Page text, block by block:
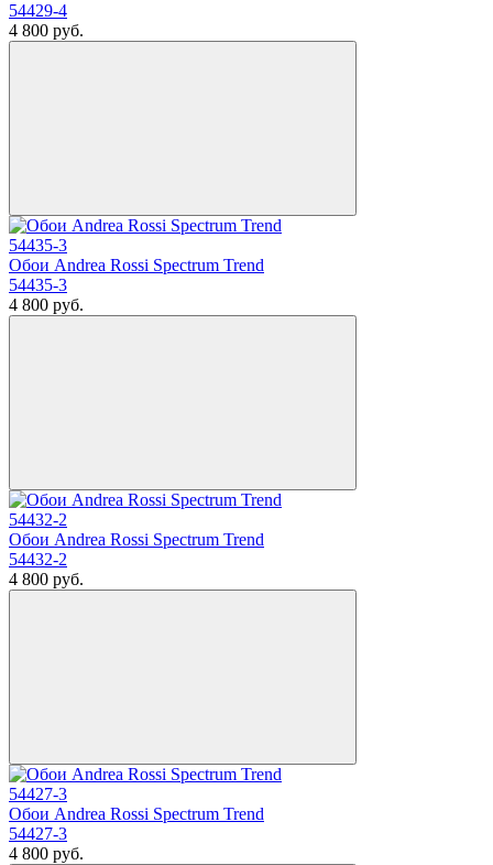
54429-4
4 800 руб.
Обои Andrea Rossi Spectrum Trend
54435-3
4 800 руб.
Обои Andrea Rossi Spectrum Trend
54432-2
4 800 руб.
Обои Andrea Rossi Spectrum Trend
54427-3
4 800 руб.